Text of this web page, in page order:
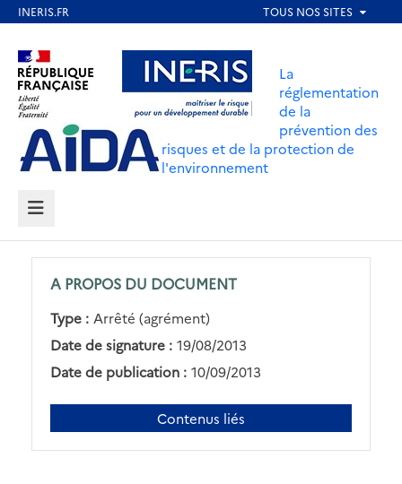
contenu
principal
Aller au contenu Aller au menu
Aller au pied de page
La
réglementation
de la
prévention des
risques et de la protection de
l'environnement
MENU
A PROPOS DU DOCUMENT
Type : Arrêté (agrément)
Date de signature : 19/08/2013
Date de publication : 10/09/2013
Contenus liés